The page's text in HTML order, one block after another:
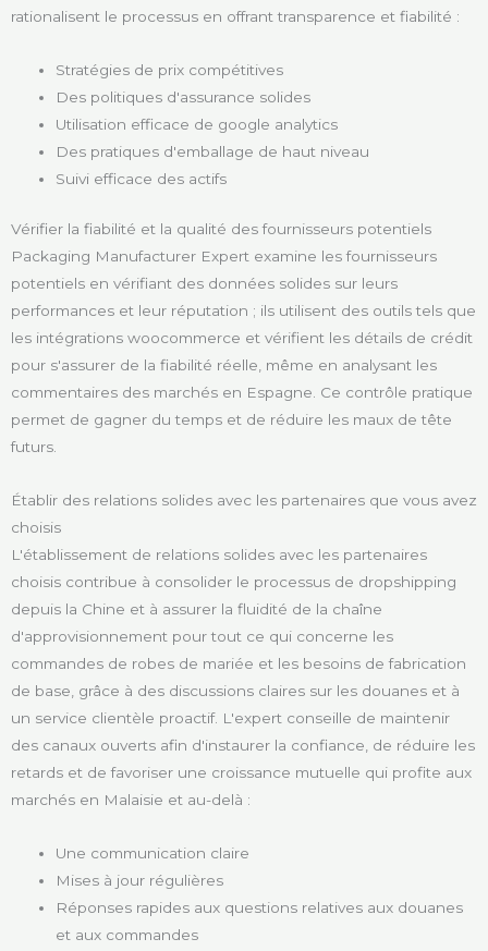
rationalisent le processus en offrant transparence et fiabilité :
Stratégies de prix compétitives
Des politiques d'assurance solides
Utilisation efficace de google analytics
Des pratiques d'emballage de haut niveau
Suivi efficace des actifs
Vérifier la fiabilité et la qualité des fournisseurs potentiels
Packaging Manufacturer Expert examine les fournisseurs
potentiels en vérifiant des données solides sur leurs
performances et leur réputation ; ils utilisent des outils tels que
les intégrations woocommerce et vérifient les détails de crédit
pour s'assurer de la fiabilité réelle, même en analysant les
commentaires des marchés en Espagne. Ce contrôle pratique
permet de gagner du temps et de réduire les maux de tête
futurs.
Établir des relations solides avec les partenaires que vous avez
choisis
L'établissement de relations solides avec les partenaires
choisis contribue à consolider le processus de dropshipping
depuis la Chine et à assurer la fluidité de la chaîne
d'approvisionnement pour tout ce qui concerne les
commandes de robes de mariée et les besoins de fabrication
de base, grâce à des discussions claires sur les douanes et à
un service clientèle proactif. L'expert conseille de maintenir
des canaux ouverts afin d'instaurer la confiance, de réduire les
retards et de favoriser une croissance mutuelle qui profite aux
marchés en Malaisie et au-delà :
Une communication claire
Mises à jour régulières
Réponses rapides aux questions relatives aux douanes
et aux commandes